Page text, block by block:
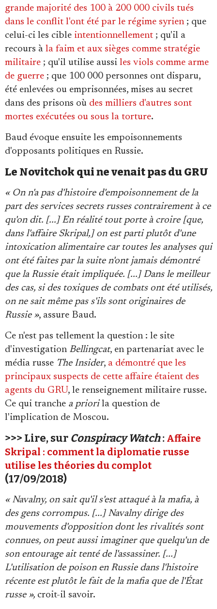
grande majorité des 100 à 200 000 civils tués
dans le conflit l'ont été par le régime syrien; que
celui-ci les cible intentionnellement ; qu'il a
recours à la faim et aux sièges comme stratégie
militaire ; qu'il utilise aussi les viols comme arme
de guerre ; que 100 000 personnes ont disparu,
été enlevées ou emprisonnées, mises au secret
dans des prisons où des milliers d'autres sont
mortes exécutées ou sous la torture.
Baud évoque ensuite les empoisonnements
d'opposants politiques en Russie.
Le Novitchok qui ne venait pas du GRU
« On n'a pas d'histoire d'empoisonnement de la
part des services secrets russes contrairement à ce
qu'on dit. [...] En réalité tout porte à croire [que,
dans l'affaire Skripal,] on est parti plutôt d'une
intoxication alimentaire car toutes les analyses qui
ont été faites par la suite n'ont jamais démontré
que la Russie était impliquée. [...] Dans le meilleur
des cas, si des toxiques de combats ont été utilisés,
on ne sait même pas s'ils sont originaires de
Russie », assure Baud.
Ce n'est pas tellement la question : le site
d'investigation Bellingcat, en partenariat avec le
média russe The Insider, a démontré que les
principaux suspects de cette affaire étaient des
agents du GRU, le renseignement militaire russe.
Ce qui tranche a priorila question de
l'implication de Moscou.
>>> Lire, sur Conspiracy Watch: Affaire
Skripal : comment la diplomatie russe
utilise les théories du complot
(17/09/2018)
« Navalny, on sait qu'il s'est attaqué à la mafia, à
des gens corrompus. [...] Navalny dirige des
mouvements d'opposition dont les rivalités sont
connues, on peut aussi imaginer que quelqu'un de
son entourage ait tenté de l'assassiner. [...]
L'utilisation de poison en Russie dans l'histoire
récente est plutôt le fait de la mafia que de l'État
russe », croit-il savoir.